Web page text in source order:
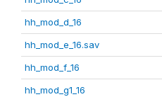
hh_mod_d_16
hh_mod_e_16.sav
hh_mod_f_16
hh_mod_g1_16